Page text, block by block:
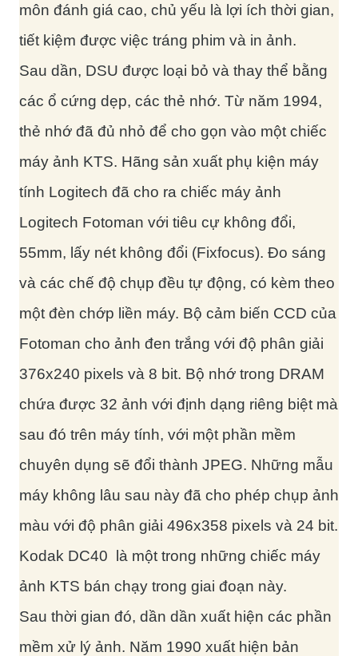
môn đánh giá cao, chủ yếu là lợi ích thời gian,
tiết kiệm được việc tráng phim và in ảnh.
Sau dần, DSU được loại bỏ và thay thể bằng
các ổ cứng dẹp, các thẻ nhớ. Từ năm 1994,
thẻ nhớ đã đủ nhỏ để cho gọn vào một chiếc
máy ảnh KTS. Hãng sản xuất phụ kiện máy
tính Logitech đã cho ra chiếc máy ảnh
Logitech Fotoman với tiêu cự không đổi,
55mm, lấy nét không đổi (Fixfocus). Đo sáng
và các chế độ chụp đều tự động, có kèm theo
một đèn chớp liền máy. Bộ cảm biến CCD của
Fotoman cho ảnh đen trắng với độ phân giải
376x240 pixels và 8 bit. Bộ nhớ trong DRAM
chứa được 32 ảnh với định dạng riêng biệt mà
sau đó trên máy tính, với một phần mềm
chuyên dụng sẽ đổi thành JPEG. Những mẫu
máy không lâu sau này đã cho phép chụp ảnh
màu với độ phân giải 496x358 pixels và 24 bit.
Kodak DC40 là một trong những chiếc máy
ảnh KTS bán chạy trong giai đoạn này.
Sau thời gian đó, dần dần xuất hiện các phần
mềm xử lý ảnh. Năm 1990 xuất hiện bản